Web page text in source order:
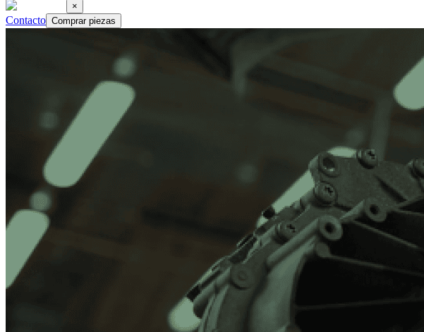
×
Contacto Comprar piezas